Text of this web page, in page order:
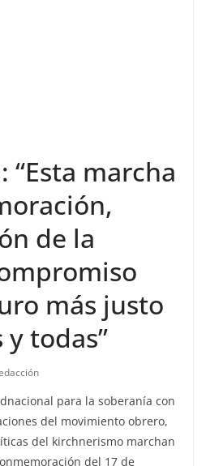
“Esta marcha
de la
más justo
todas”
para la soberanía con
del movimiento obrero,
del kirchnerismo marchan
del 17 de